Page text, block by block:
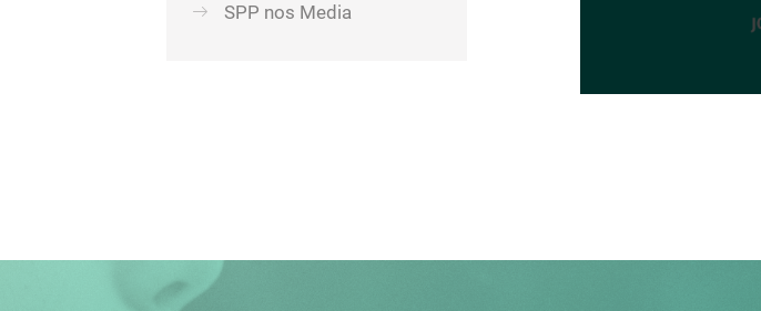
SPP nos Media